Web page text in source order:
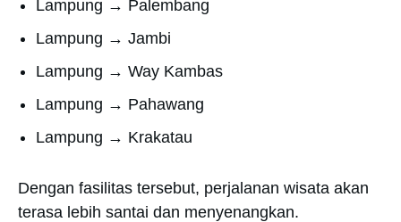
Lampung → Palembang
Lampung → Jambi
Lampung → Way Kambas
Lampung → Pahawang
Lampung → Krakatau
Dengan fasilitas tersebut, perjalanan wisata akan
terasa lebih santai dan menyenangkan.